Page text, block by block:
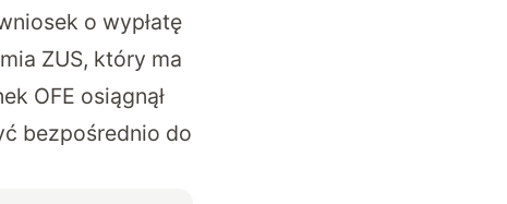
o wypłatę
ZUS, który ma
OFE osiągnął
bezpośrednio do